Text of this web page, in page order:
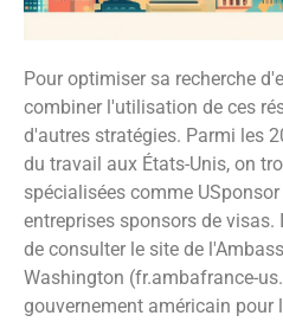
Pour optimiser sa recherche
combiner l'utilisation de ces
d'autres stratégies. Parmi les
du travail aux États-Unis, on
spécialisées comme
entreprises sponsors de
de consulter le site de
Washington (fr.ambafrance-
gouvernement américain pour